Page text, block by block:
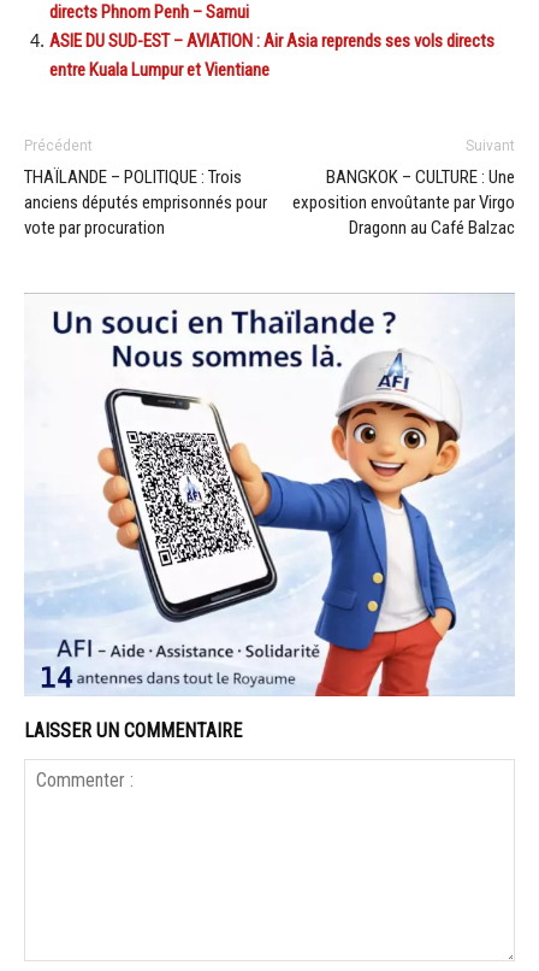
directs Phnom Penh – Samui
ASIE DU SUD-EST – AVIATION : Air Asia reprends ses vols directs
entre Kuala Lumpur et Vientiane
Précédent
THAÏLANDE – POLITIQUE : Trois
anciens députés emprisonnés pour
vote par procuration
Suivant
BANGKOK – CULTURE : Une
exposition envoûtante par Virgo
Dragonn au Café Balzac
LAISSER UN COMMENTAIRE